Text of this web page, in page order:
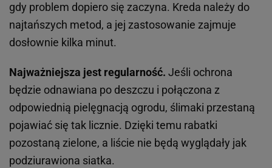
gdy problem dopiero się zaczyna. Kreda należy do
najtańszych metod, a jej zastosowanie zajmuje
dosłownie kilka minut.
Najważniejsza jest regularność. Jeśli ochrona
będzie odnawiana po deszczu i połączona z
odpowiednią pielęgnacją ogrodu, ślimaki przestaną
pojawiać się tak licznie. Dzięki temu rabatki
pozostaną zielone, a liście nie będą wyglądały jak
podziurawiona siatka.